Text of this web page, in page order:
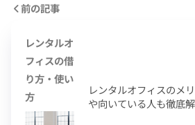
前の記事
レンタルオ
フィスの借
り方・使い
方
レンタルオフィスのメ
や向いている人も徹底